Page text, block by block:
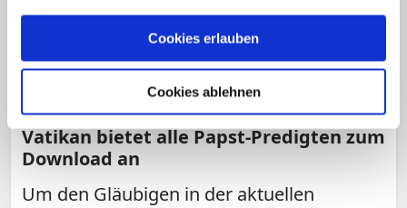
Cookies erlauben
Cookies ablehnen
"Eine kleine Hilfe" in der Corona-Krise
Vatikan bietet alle Papst-Predigten zum
Download an
Um den Gläubigen in der aktuellen